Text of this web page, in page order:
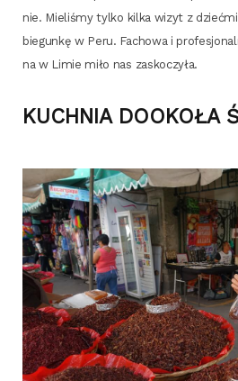
nie. Mie­li­śmy tyl­ko kil­ka wizyt z
bie­gun­kę w Peru. Facho­wa i
na w Limie miło nas zaskoczyła.
KUCHNIA DOOKOŁA